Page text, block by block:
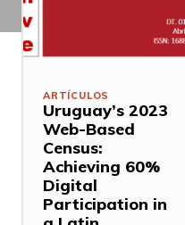
ARTÍCULOS
Uruguay’s 2023
Web-Based
Census:
Achieving 60%
Digital
Participation in